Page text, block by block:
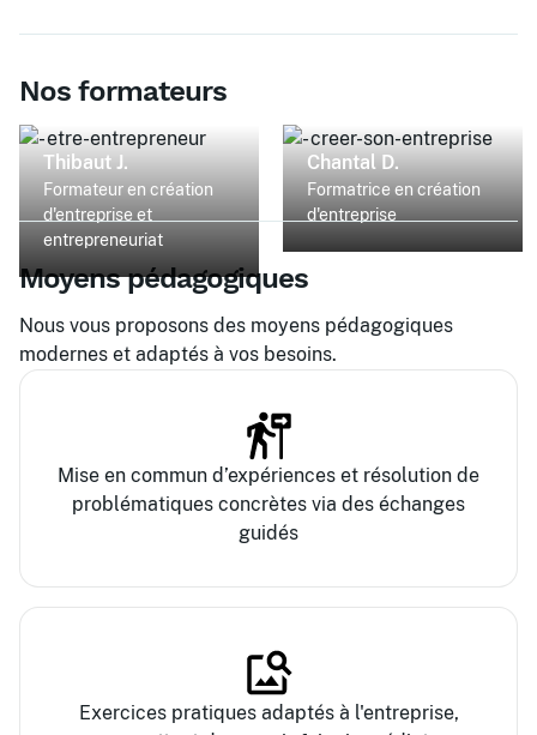
Nos formateurs
Thibaut J.
Formateur en création
d'entreprise et
entrepreneuriat
Chantal D.
Formatrice en création
d'entreprise
Moyens pédagogiques
Nous vous proposons des moyens pédagogiques
modernes et adaptés à vos besoins.
Mise en commun d’expériences et résolution de
problématiques concrètes via des échanges
guidés
Exercices pratiques adaptés à l'entreprise,